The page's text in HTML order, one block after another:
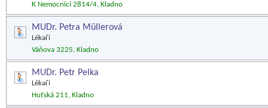
K Nemocnici 2814/4, Kladno
MUDr. Petra Müllerová
Lékaři
Váňova 3225, Kladno
MUDr. Petr Pelka
Lékaři
Huťská 211, Kladno